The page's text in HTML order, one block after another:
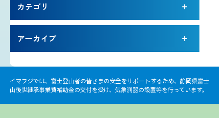
サイネージプロジェクト
プロフェッショナルのつぶやき
いまふじぃ～さんの部屋
カテゴリ
アーカイブ
イマフジでは、富士登山者の皆さまの安全をサポートするため、静岡県富士
山後世継承事業費補助金の交付を受け、気象測器の設置等を行っています。